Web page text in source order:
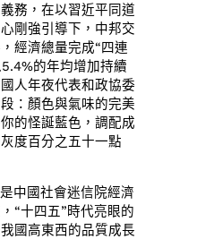
務，在以習近平同道
剛強引導下，中邦交
經濟總量完成“四連
的年均增加持續
人年夜代表和政協委
：顏色與氣味的完美
的怪誕藍色，調配成
度百分之五十一點
中國社會迷信院經濟
“十四五”時代亮眼的
國高東西的品質成長